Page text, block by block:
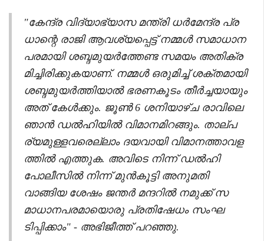
"കേന്ദ്ര വിദ്യാഭ്യാസ മന്ത്രി ധർമേന്ദ്ര പ്ര
ധാന്റെ രാജി ആവശ്യപ്പെട്ട് നമ്മൾ സമാധാന
പരമായി ശബ്ദമുയർത്തേണ്ട സമയം അതിക്ര
മിച്ചിരിക്കുകയാണ്. നമ്മൾ ഒരുമിച്ച് ശക്തമായി
ശബ്ദമുയർത്തിയാൽ ഭരണകൂടം തീർച്ചയായും
അത് കേൾക്കും. ജൂൺ 6 ശനിയാഴ്ച രാവിലെ
ഞാൻ ഡൽഹിയിൽ വിമാനമിറങ്ങും. താല്പ
ര്യമുള്ളവരെല്ലാം ദയവായി വിമാനത്താവള
ത്തിൽ എത്തുക. അവിടെ നിന്ന് ഡൽഹി
പോലീസിൽ നിന്ന് മുൻകൂട്ടി അനുമതി
വാങ്ങിയ ശേഷം ജന്തർ മന്ദറിൽ നമുക്ക് സ
മാധാനപരമായൊരു പ്രതിഷേധം സംഘ
ടിപ്പിക്കാം" - അഭിജീത്ത് പറഞ്ഞു.